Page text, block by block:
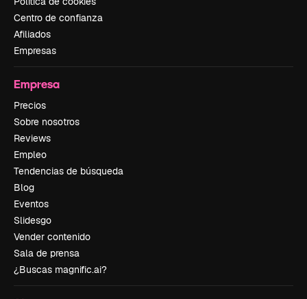
Centro de confianza
Afiliados
Empresas
Empresa
Precios
Sobre nosotros
Reviews
Empleo
Tendencias de búsqueda
Blog
Eventos
Slidesgo
Vender contenido
Sala de prensa
¿Buscas magnific.ai?